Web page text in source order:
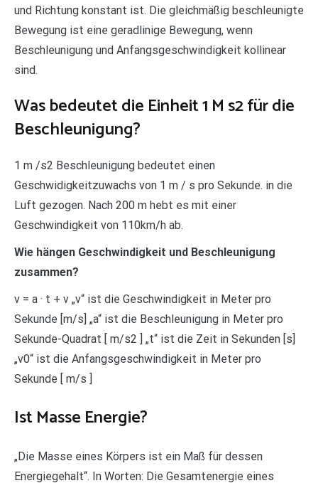
und Richtung konstant ist. Die gleichmäßig beschleunigte
Bewegung ist eine geradlinige Bewegung, wenn
Beschleunigung und Anfangsgeschwindigkeit kollinear
sind.
Was bedeutet die Einheit 1 M s2 für die
Beschleunigung?
1 m /s2 Beschleunigung bedeutet einen
Geschwidigkeitzuwachs von 1 m / s pro Sekunde. in die
Luft gezogen. Nach 200 m hebt es mit einer
Geschwindigkeit von 110km/h ab.
Wie hängen Geschwindigkeit und Beschleunigung
zusammen?
v = a · t + v „v“ ist die Geschwindigkeit in Meter pro
Sekunde [m/s] „a“ ist die Beschleunigung in Meter pro
Sekunde-Quadrat [ m/s2 ] „t“ ist die Zeit in Sekunden [s]
„v0“ ist die Anfangsgeschwindigkeit in Meter pro
Sekunde [ m/s ]
Ist Masse Energie?
„Die Masse eines Körpers ist ein Maß für dessen
Energiegehalt“. In Worten: Die Gesamtenergie eines